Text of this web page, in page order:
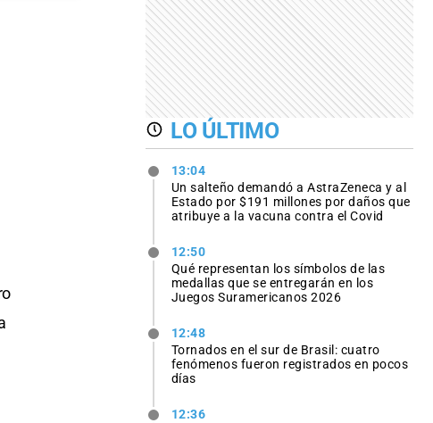
LO ÚLTIMO
13:04
Un salteño demandó a AstraZeneca y al
Estado por $191 millones por daños que
atribuye a la vacuna contra el Covid
12:50
Qué representan los símbolos de las
medallas que se entregarán en los
Juegos Suramericanos 2026
12:48
Tornados en el sur de Brasil: cuatro
fenómenos fueron registrados en pocos
días
12:36